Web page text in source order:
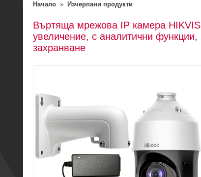
Начало » Изчерпани продукти
Въртяща мрежова IP камера
увеличение, с аналитични
захранване